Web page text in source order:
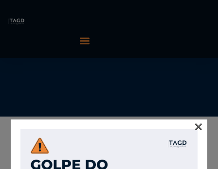
09/06/2026 TAGD Advogados
×